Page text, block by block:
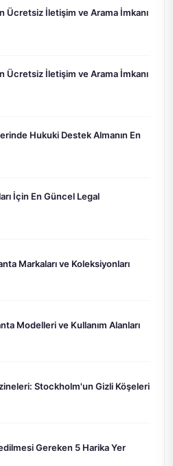
Ücretsiz İletişim ve Arama İmkanı
Ücretsiz İletişim ve Arama İmkanı
Hukuki Destek Almanın En
İçin En Güncel Legal
Markaları ve Koleksiyonları
Modelleri ve Kullanım Alanları
Stockholm'un Gizli Köşeleri
Gereken 5 Harika Yer